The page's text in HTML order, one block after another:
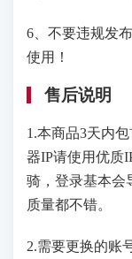
6、不要违规发
使用！
售后说明
1.本商品3天内
器IP请使用优质
骑，登录基本会
质量都不错。
2.需要更换的账